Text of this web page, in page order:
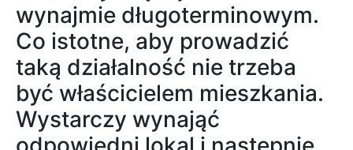
wynajmie długoterminowym.
Co istotne, aby prowadzić
taką działalność nie trzeba
być właścicielem mieszkania.
Wystarczy wynająć